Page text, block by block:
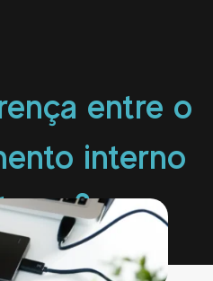
entre o
interno